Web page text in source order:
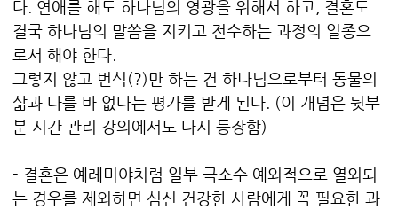
다. 연애를 해도 하나님의 영광을 위해서 하고, 결혼도
결국 하나님의 말씀을 지키고 전수하는 과정의 일종으
로서 해야 한다.
그렇지 않고 번식(?)만 하는 건 하나님으로부터 동물의
삶과 다를 바 없다는 평가를 받게 된다. (이 개념은 뒷부
분 시간 관리 강의에서도 다시 등장함)
- 결혼은 예레미야처럼 일부 극소수 예외적으로 열외되
는 경우를 제외하면 심신 건강한 사람에게 꼭 필요한 과